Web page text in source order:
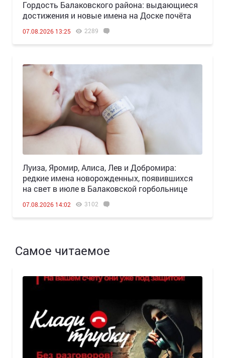
Гордость Балаковского района: выдающиеся
достижения и новые имена на Доске почёта
07.08.2026 13:25 2289
Луиза, Яромир, Алиса, Лев и Добромира:
редкие имена новорожденных, появившихся
на свет в июле в Балаковской горбольнице
07.08.2026 14:02 3102
Самое читаемое